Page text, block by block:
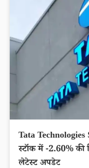
Tata
स्टॉक में -2.60% की
लेटेस्ट अपडेट